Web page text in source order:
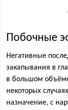
Побочные
Негативные
закапывания в
в большом
некоторых
назначение, с